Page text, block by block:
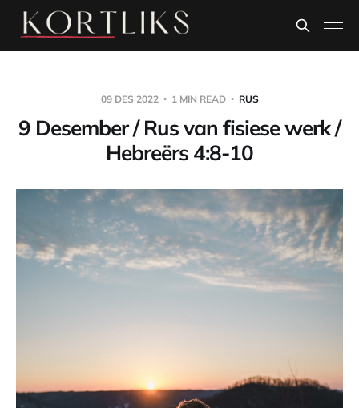
09 DES 2022 1 MIN READ RUS
9 Desember / Rus van fisiese werk /
Hebreërs 4:8-10